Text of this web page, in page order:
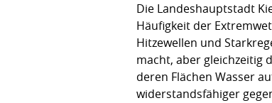
Die Landeshauptstadt
Häufigkeit der
Hitzewellen und
macht, aber gleichzeitig
deren Flächen Wasser
widerstandsfähiger